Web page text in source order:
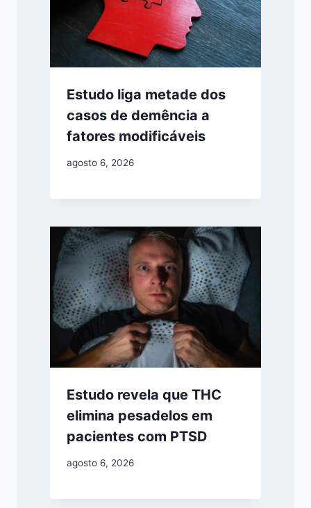
Estudo liga metade dos
casos de demência a
fatores modificáveis
agosto 6, 2026
Estudo revela que THC
elimina pesadelos em
pacientes com PTSD
agosto 6, 2026